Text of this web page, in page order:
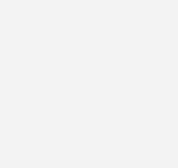
mammografie:
vergelijkbaarheid’